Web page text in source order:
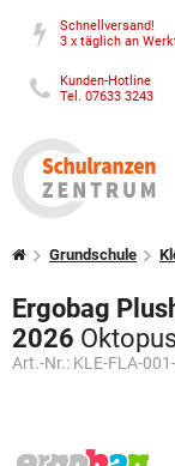
Schnellversand!
3 x täglich an
Kunden-Hotline
Tel. 07633 3243
Grundschule
Ergobag
2026
Art.-Nr.: KLE-FLA-